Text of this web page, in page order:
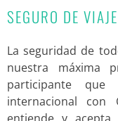
SEGURO DE VIAJE
La seguridad de
nuestra máxima
participante
internacional con